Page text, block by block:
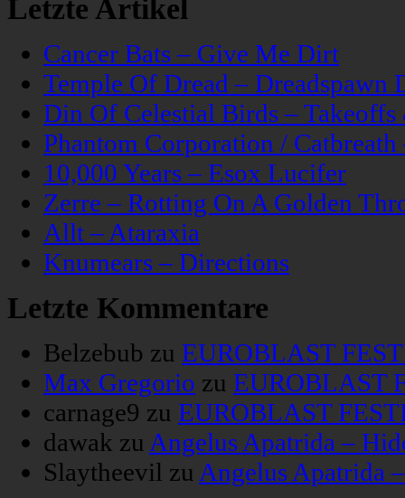
Letzte Artikel
Cancer Bats – Give Me Dirt
Temple Of Dread – Dreadspawn
Din Of Celestial Birds –
Phantom Corporation /
10,000 Years – Esox Lucifer
Zerre – Rotting On A Golden
Allt – Ataraxia
Knumears – Directions
Letzte Kommentare
Belzebub zu EUROBLAST
Max Gregorio zu EUROBLAST
carnage9 zu EUROBLAST
dawak zuAngelus Apatrida –
Slaytheevil zuAngelus Apatrida